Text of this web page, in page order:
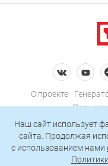
О проекте
Наш сайт использует
сайта. Продолжая
c использованием нами